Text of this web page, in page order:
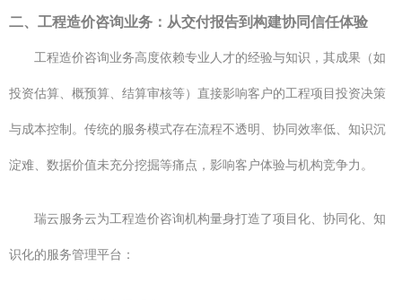
二、工程造价咨询业务：从交付报告到构建协同信任体验
工程造价咨询业务高度依赖专业人才的经验与知识，其成果（如
投资估算、概预算、结算审核等）直接影响客户的工程项目投资决策
与成本控制。传统的服务模式存在流程不透明、协同效率低、知识沉
淀难、数据价值未充分挖掘等痛点，影响客户体验与机构竞争力。
瑞云服务云为工程造价咨询机构量身打造了项目化、协同化、知
识化的服务管理平台：